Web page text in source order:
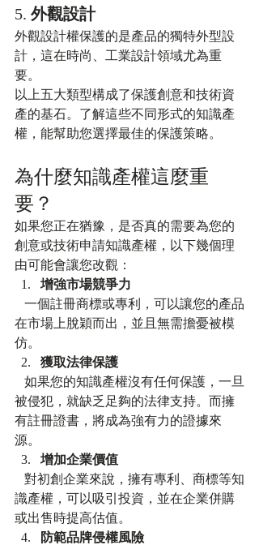
5. 外觀設計
外觀設計權保護的是產品的獨特外型設
計，這在時尚、工業設計領域尤為重
要。
以上五大類型構成了保護創意和技術資
產的基石。了解這些不同形式的知識產
權，能幫助您選擇最佳的保護策略。
為什麼知識產權這麼重
要？
如果您正在猶豫，是否真的需要為您的
創意或技術申請知識產權，以下幾個理
由可能會讓您改觀：
增強市場競爭力
一個註冊商標或專利，可以讓您的產品
在市場上脫穎而出，並且無需擔憂被模
仿。
獲取法律保護
如果您的知識產權沒有任何保護，一旦
被侵犯，就缺乏足夠的法律支持。而擁
有註冊證書，將成為強有力的證據來
源。
增加企業價值
對初創企業來說，擁有專利、商標等知
識產權，可以吸引投資，並在企業併購
或出售時提高估值。
防範品牌侵權風險